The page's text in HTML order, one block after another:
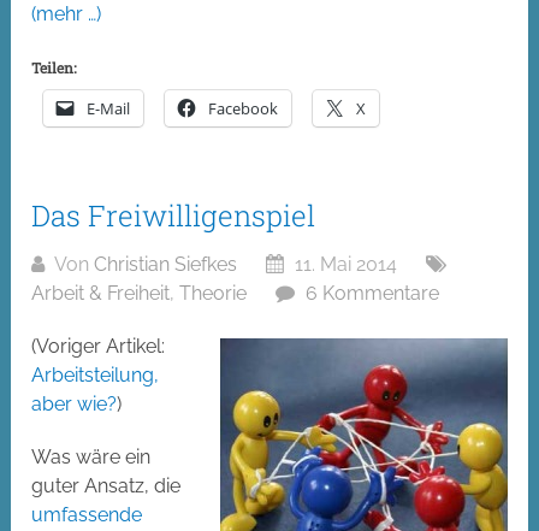
(mehr …)
Teilen:
E-Mail Facebook X
Das Freiwilligenspiel
VonChristian Siefkes
11. Mai 2014
Arbeit & Freiheit,Theorie 6 Kommentare
(Voriger Artikel:
Arbeitsteilung,
aber wie?)
Was wäre ein
guter Ansatz, die
umfassende